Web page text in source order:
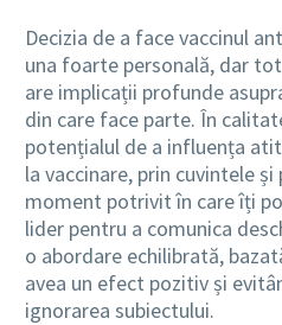
Decizia de a face vaccinul
una foarte personală, dar
are implicații profunde
din care face parte. În
potențialul de a influența
la vaccinare, prin cuvintele
moment potrivit în care îți
lider pentru a comunica
o abordare echilibrată,
avea un efect pozitiv și
ignorarea subiectului.